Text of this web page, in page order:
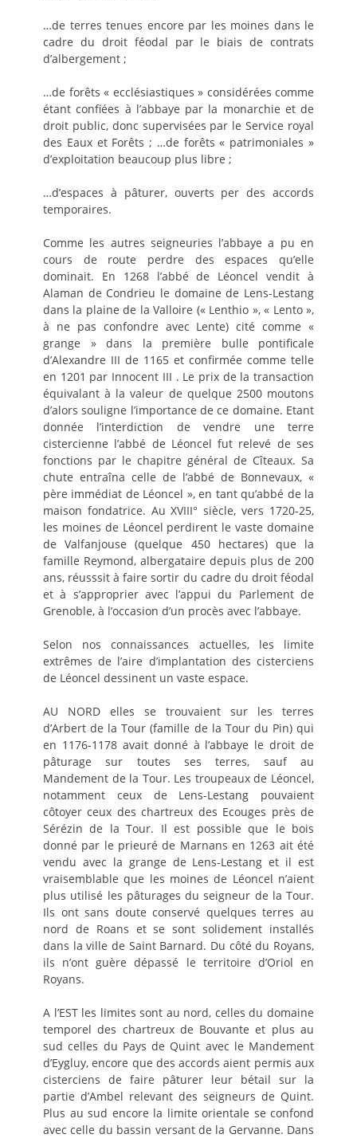
…de terres tenues encore par les moines dans le
cadre du droit féodal par le biais de contrats
d’albergement ;
…de forêts « ecclésiastiques » considérées comme
étant confiées à l’abbaye par la monarchie et de
droit public, donc supervisées par le Service royal
des Eaux et Forêts ; …de forêts « patrimoniales »
d’exploitation beaucoup plus libre ;
…d’espaces à pâturer, ouverts per des accords
temporaires.
Comme les autres seigneuries l’abbaye a pu en
cours de route perdre des espaces qu’elle
dominait. En 1268 l’abbé de Léoncel vendit à
Alaman de Condrieu le domaine de Lens-Lestang
dans la plaine de la Valloire (« Lenthio », « Lento »,
à ne pas confondre avec Lente) cité comme «
grange » dans la première bulle pontificale
d’Alexandre III de 1165 et confirmée comme telle
en 1201 par Innocent III . Le prix de la transaction
équivalant à la valeur de quelque 2500 moutons
d’alors souligne l’importance de ce domaine. Etant
donnée l’interdiction de vendre une terre
cistercienne l’abbé de Léoncel fut relevé de ses
fonctions par le chapitre général de Cîteaux. Sa
chute entraîna celle de l’abbé de Bonnevaux, «
père immédiat de Léoncel », en tant qu’abbé de la
maison fondatrice. Au XVIII° siècle, vers 1720-25,
les moines de Léoncel perdirent le vaste domaine
de Valfanjouse (quelque 450 hectares) que la
famille Reymond, albergataire depuis plus de 200
ans, réusssit à faire sortir du cadre du droit féodal
et à s’approprier avec l’appui du Parlement de
Grenoble, à l’occasion d’un procès avec l’abbaye.
Selon nos connaissances actuelles, les limite
extrêmes de l’aire d’implantation des cisterciens
de Léoncel dessinent un vaste espace.
AU NORD elles se trouvaient sur les terres
d’Arbert de la Tour (famille de la Tour du Pin) qui
en 1176-1178 avait donné à l’abbaye le droit de
pâturage sur toutes ses terres, sauf au
Mandement de la Tour. Les troupeaux de Léoncel,
notamment ceux de Lens-Lestang pouvaient
côtoyer ceux des chartreux des Ecouges près de
Sérézin de la Tour. Il est possible que le bois
donné par le prieuré de Marnans en 1263 ait été
vendu avec la grange de Lens-Lestang et il est
vraisemblable que les moines de Léoncel n’aient
plus utilisé les pâturages du seigneur de la Tour.
Ils ont sans doute conservé quelques terres au
nord de Roans et se sont solidement installés
dans la ville de Saint Barnard. Du côté du Royans,
ils n’ont guère dépassé le territoire d’Oriol en
Royans.
A l’EST les limites sont au nord, celles du domaine
temporel des chartreux de Bouvante et plus au
sud celles du Pays de Quint avec le Mandement
d’Eygluy, encore que des accords aient permis aux
cisterciens de faire pâturer leur bétail sur la
partie d’Ambel relevant des seigneurs de Quint.
Plus au sud encore la limite orientale se confond
avec celle du bassin versant de la Gervanne. Dans